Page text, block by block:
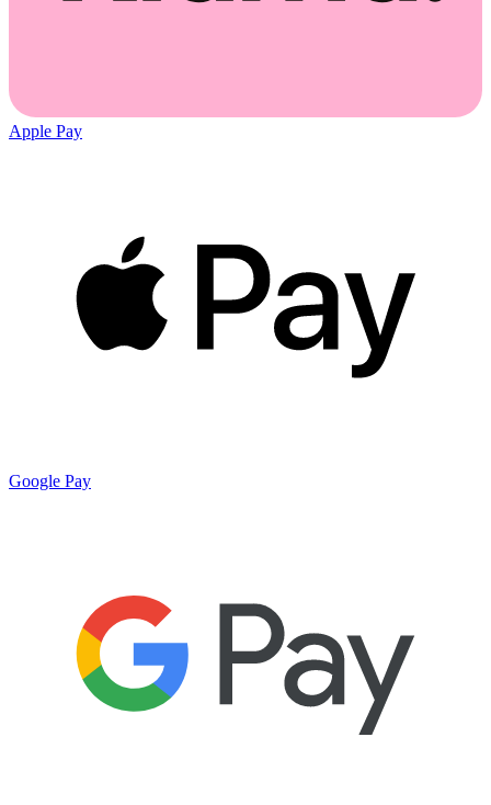
Apple Pay
Google Pay